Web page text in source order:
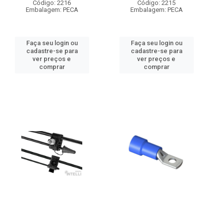
Código: 2216
Embalagem: PECA
Faça seu login ou
cadastre-se para
ver preços e
comprar
Código: 2215
Embalagem: PECA
Faça seu login ou
cadastre-se para
ver preços e
comprar